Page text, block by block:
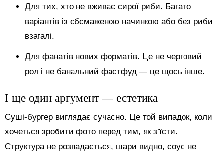
Для тих, хто не вживає сирої риби. Багато
варіантів із обсмаженою начинкою або без риби
взагалі.
Для фанатів нових форматів. Це не черговий
рол і не банальний фастфуд — це щось інше.
І ще один аргумент — естетика
Суші-бургер виглядає сучасно. Це той випадок, коли
хочеться зробити фото перед тим, як з’їсти.
Структура не розпадається, шари видно, соус не